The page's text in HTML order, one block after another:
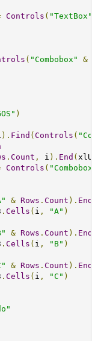
Controls ( "TextBox"
( "Combobox" &
)
). Find (Controls (
.Count , i ). End (xlUp
Controls ( "Combobox"
& Rows .Count ). End
.Cells ( i , "A" )
& Rows .Count ). End
.Cells ( i , "B" )
& Rows .Count ). End
.Cells ( i , "C" )